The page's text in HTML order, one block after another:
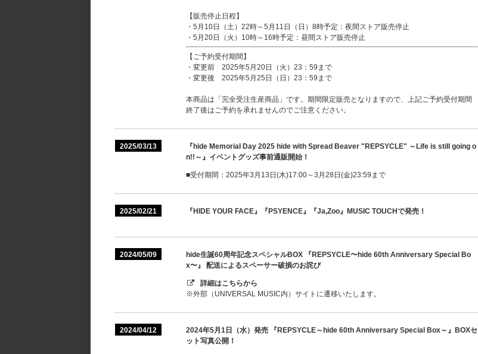
【販売停止日程】
・5月10日（土）22時～5月11日（日）8時予定：夜間ストア販売停止
・5月20日（火）10時～16時予定：昼間ストア販売停止
【ご予約受付期間】
・変更前 2025年5月20日（火）23：59まで
・変更後 2025年5月25日（日）23：59まで
本商品は「完全受注生産商品」です。期間限定販売となりますので、上記ご予約受付期間
終了後はご予約を承れませんのでご注意ください。
2025/03/13
『hide Memorial Day 2025 hide with Spread Beaver "REPSYCLE" ～Life is still going o
n!!～』イベントグッズ事前通販開始！
■受付期間：2025年3月13日(木)17:00～3月28日(金)23:59まで
2025/02/21 『HIDE YOUR FACE』『PSYENCE』『Ja,Zoo』MUSIC TOUCHで発売！
2024/05/09
hide生誕60周年記念スペシャルBOX 『REPSYCLE〜hide 60th Anniversary Special Bo
x〜』 配送によるスペーサー破損のお詫び
詳細はこちらから
※外部（UNIVERSAL MUSIC内）サイトに遷移いたします。
2024/04/12
2024年5月1日（水）発売 『REPSYCLE～hide 60th Anniversary Special Box～』BOXセ
ット写真公開！